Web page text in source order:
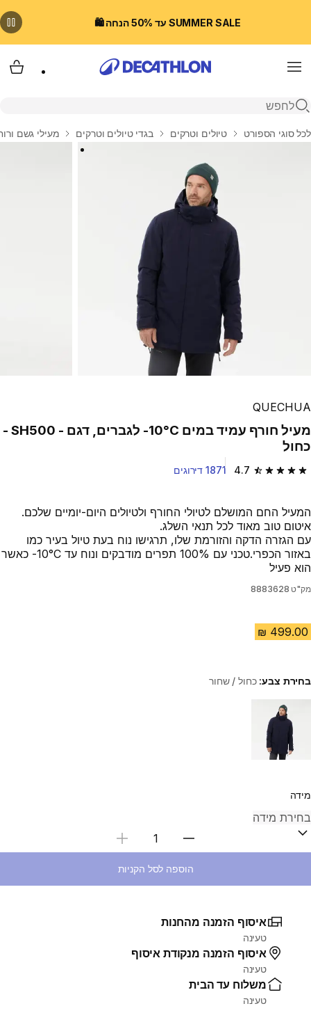
SUMMER SALE עד 50% הנחה 🛍️
Menu
פתיחת חיפוש
בית
לכל סוגי הספורט טיולים וטרקים בגדי טיולים וטרקים מעילי גשם
QUECHUA
מעיל חורף עמיד במים 10°C- לגברים, דגם - SH500 -
כחול
4.7 4.7 out of 5 stars from 1871 reviews 1871 דירוגים
המעיל החם המושלם לטיולי החורף ולטיולים היום-יומיים שלכם.
איטום טוב מאוד לכל תנאי השלג.
עם הגזרה הדקה והזורמת שלו, תרגישו נוח בעת טיול בעיר כמו
באזור הכפרי.טכני עם 100% תפרים מודבקים ונוח עד 10°C- כאשר
הוא פעיל
מק"ט 8883628
בחירת צבע:כחול / שחור
Choose a variant
מידה
בחירת כמות
הוספה לסל הקניות
איסוף הזמנה מהחנות
טעינה
איסוף הזמנה מנקודת איסוף
טעינה
משלוח עד הבית
טעינה